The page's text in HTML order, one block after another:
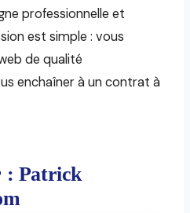
professionnelle et
est simple : vous
de qualité
enchaîner à un contrat à
: Patrick